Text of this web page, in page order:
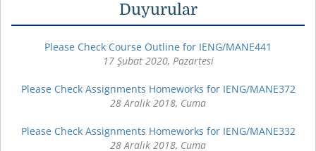
Duyurular
Please Check Course Outline for IENG/MANE441
17 Şubat 2020, Pazartesi
Please Check Assignments Homeworks for IENG/MANE372
28 Aralık 2018, Cuma
Please Check Assignments Homeworks for IENG/MANE332
28 Aralık 2018, Cuma